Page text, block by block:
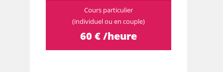
Cours particulier
(individuel ou en couple)
60 € /heure